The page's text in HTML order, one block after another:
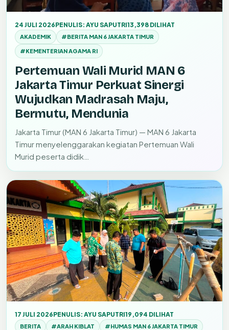
24 JULI 2026PENULIS: AYU SAPUTRI13,398 DILIHAT
AKADEMIK #BERITA MAN 6 JAKARTA TIMUR
#KEMENTERIAN AGAMA RI
Pertemuan Wali Murid MAN 6
Jakarta Timur Perkuat Sinergi
Wujudkan Madrasah Maju,
Bermutu, Mendunia
Jakarta Timur (MAN 6 Jakarta Timur) — MAN 6 Jakarta
Timur menyelenggarakan kegiatan Pertemuan Wali
Murid peserta didik…
17 JULI 2026PENULIS: AYU SAPUTRI19,094 DILIHAT
BERITA #ARAH KIBLAT #HUMAS MAN 6 JAKARTA TIMUR